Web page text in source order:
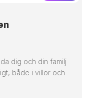
dig och din familj
både i villor och